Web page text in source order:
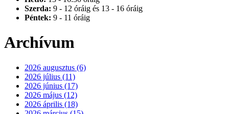
Szerda: 9 - 12 óráig és 13 - 16 óráig
Péntek: 9 - 11 óráig
Archívum
2026 augusztus (6)
2026 július (11)
2026 június (17)
2026 május (12)
2026 április (18)